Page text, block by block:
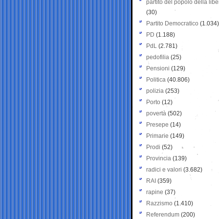
partito del popolo della
(30)
Partito Democratico (1.034)
PD (1.188)
PdL (2.781)
pedofilia (25)
Pensioni (129)
Politica (40.806)
polizia (253)
Porto (12)
povertà (502)
Presepe (14)
Primarie (149)
Prodi (52)
Provincia (139)
radici e valori (3.682)
RAI (359)
rapine (37)
Razzismo (1.410)
Referendum (200)